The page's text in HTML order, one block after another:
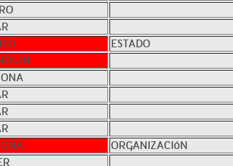
ESTADO
ORGANIZACIóN